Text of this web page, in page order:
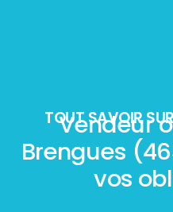
TOUT SAVOIR
Vendeur
Brengues
vos